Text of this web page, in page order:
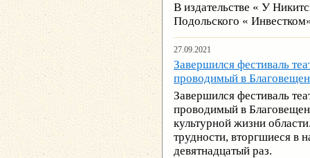
В издательстве « У
Подольского «
27.09.2021
Завершился фестиваль
проводимый в
Завершился фестиваль
проводимый в
культурной жизни
трудности, вторгшиеся в
девятнадцатый раз.